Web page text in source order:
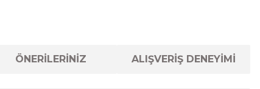
ÖNERİLERİNİZ ALIŞVERİŞ DENEYİMİ